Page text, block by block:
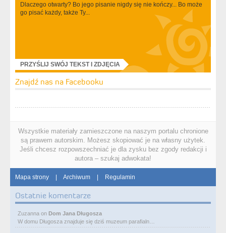
Dlaczego otwarty? Bo jego pisanie nigdy się nie kończy... Bo może
go pisać każdy, także Ty...
PRZYŚLIJ SWÓJ TEKST I ZDJĘCIA
Znajdź nas na Facebooku
Wszystkie materiały zamieszczone na naszym portalu chronione
są prawem autorskim. Możesz skopiować je na własny użytek.
Jeśli chcesz rozpowszechniać je dla zysku bez zgody redakcji i
autora – szukaj adwokata!
Mapa strony | Archiwum | Regulamin
Ostatnie komentarze
Zuzanna on Dom Jana Długosza
W domu Długosza znajduje się dziś muzeum parafialn…